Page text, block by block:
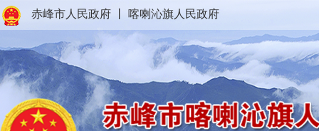
赤峰市人民政府 喀喇沁旗人民政府